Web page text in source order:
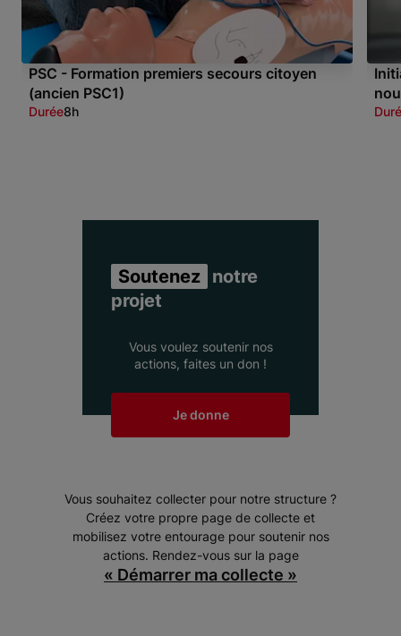
PSC - Formation premiers secours citoyen
(ancien PSC1)
Durée8h
Soutenez notre
projet
Vous voulez soutenir nos
actions, faites un don !
Je donne
Vous souhaitez collecter pour notre structure ?
Créez votre propre page de collecte et
mobilisez votre entourage pour soutenir nos
actions. Rendez-vous sur la page
« Démarrer ma collecte »